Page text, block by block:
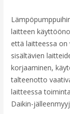
laitteen
että laitteessa
sisältävien
korjaaminen,
talteenotto
laitteessa
Daikin-